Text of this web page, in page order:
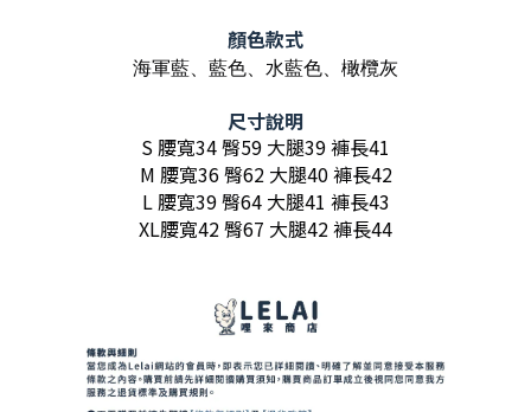
顏色款式
海軍藍、藍色、 水藍色、橄欖灰
尺寸說明
S 腰寬34 臀59 大腿39 褲長41
M 腰寬36 臀62 大腿40 褲長42
L 腰寬39 臀64 大腿41 褲長43
XL腰寬42 臀67 大腿42 褲長44